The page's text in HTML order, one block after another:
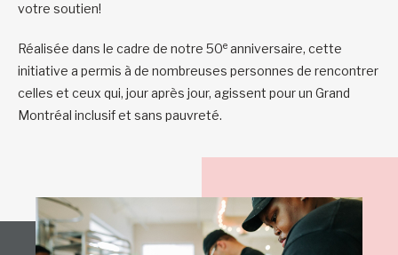
votre soutien!
Réalisée dans le cadre de notre 50e anniversaire, cette
initiative a permis à de nombreuses personnes de rencontrer
celles et ceux qui, jour après jour, agissent pour un Grand
Montréal inclusif et sans pauvreté.